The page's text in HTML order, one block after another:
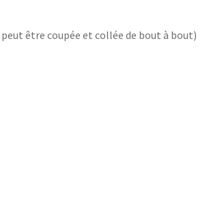
être coupée et collée de bout à bout)